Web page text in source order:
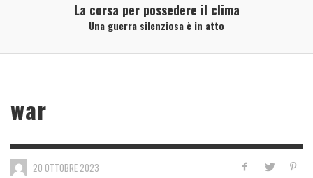
La corsa per possedere il clima
Una guerra silenziosa è in atto
war
20 OTTOBRE 2023